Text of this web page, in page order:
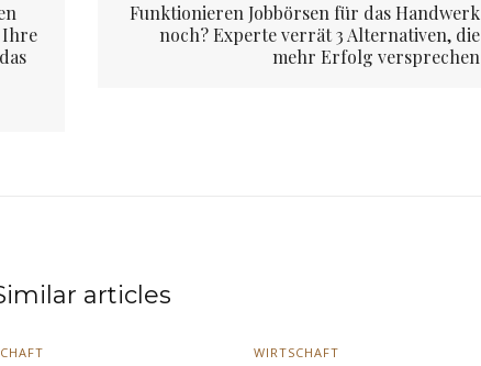
Ihre
Funktionieren Jobbörsen für das Handwerk
noch? Experte verrät 3 Alternativen, die
mehr Erfolg versprechen
articles
WIRTSCHAFT